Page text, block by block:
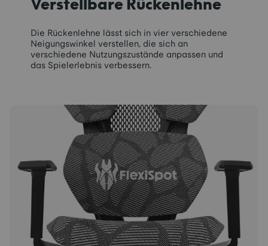
Verstellbare Rückenlehne
Die Rückenlehne lässt sich in vier verschiedene
Neigungswinkel verstellen, die sich an
verschiedene Nutzungszustände anpassen und
das Spielerlebnis verbessern.